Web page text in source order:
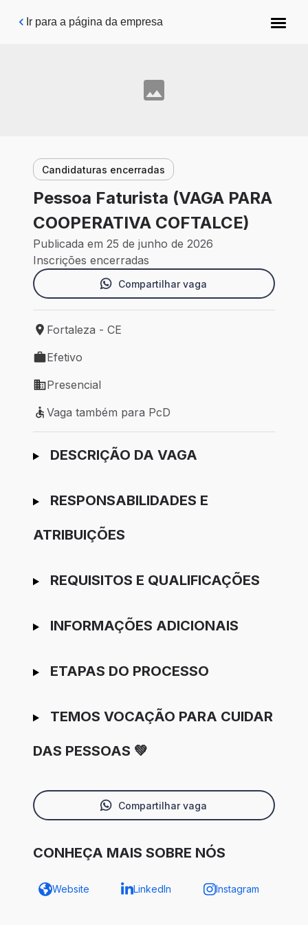
Pular para o conteúdo principal
Ir para a página da empresa
Candidaturas encerradas
Pessoa Faturista (VAGA PARA
COOPERATIVA COFTALCE)
Publicada em 25 de junho de 2026
Inscrições encerradas
Compartilhar vaga
Local de trabalho: Fortaleza - CE
Fortaleza - CE
Tipo de vaga: Efetivo
Efetivo
Modelo de trabalho: Presencial
Presencial
Vaga também para PcD
Vaga também para PcD
Ir para candidatura
DESCRIÇÃO DA VAGA
RESPONSABILIDADES E
ATRIBUIÇÕES
REQUISITOS E QUALIFICAÇÕES
INFORMAÇÕES ADICIONAIS
ETAPAS DO PROCESSO
TEMOS VOCAÇÃO PARA CUIDAR
DAS PESSOAS 💚
Compartilhar vaga
CONHEÇA MAIS SOBRE NÓS
Website LinkedIn Instagram